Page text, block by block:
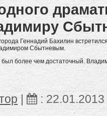
Геннадий Бахилин
Сбытневым.
был более чем достаточный.
| :22.01.2013